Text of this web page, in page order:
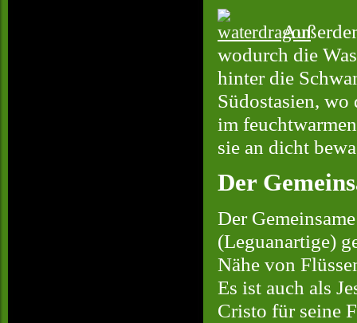
wodurch die
hinter die
Südostasien,
im
sie an dicht
Der
Der
(Leguanartige)
Nähe von
Es ist auch als
Cristo für seine